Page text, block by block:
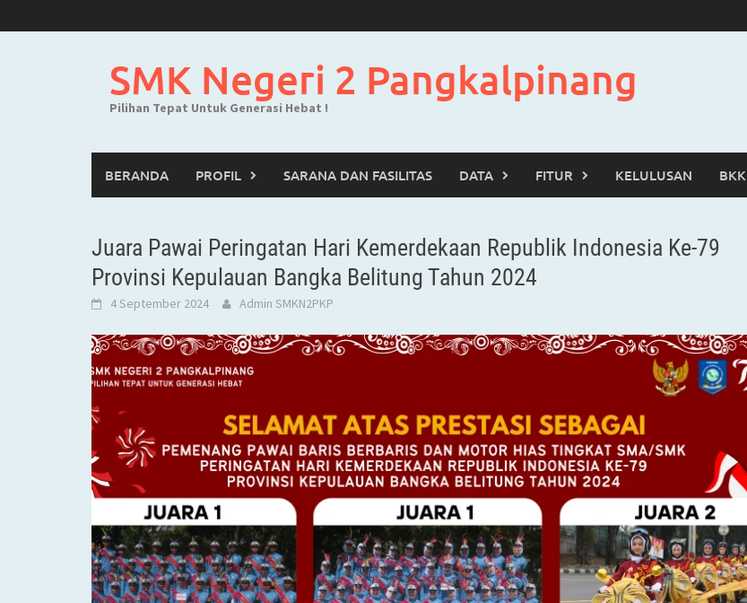
to
SMK Negeri 2 Pangkalpinang
Pilihan Tepat Untuk Generasi Hebat !
BERANDA PROFIL SARANA DAN FASILITAS DATA FITUR KELULUSAN BKK
Juara Pawai Peringatan Hari Kemerdekaan Republik Indonesia Ke-79
Provinsi Kepulauan Bangka Belitung Tahun 2024
4 September 2024 Admin SMKN2PKP